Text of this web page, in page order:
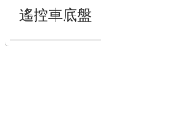
遙控車底盤